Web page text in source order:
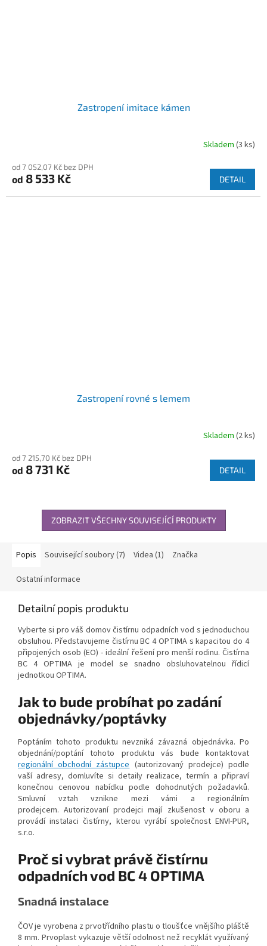
Zastropení imitace kámen
Skladem (3 ks)
od 7 052,07 Kč bez DPH
od 8 533 Kč DETAIL
Zastropení rovné s lemem
Skladem (2 ks)
od 7 215,70 Kč bez DPH
od 8 731 Kč DETAIL
ZOBRAZIT VŠECHNY SOUVISEJÍCÍ PRODUKTY
Popis Související soubory (7) Videa (1) Značka
Ostatní informace
Detailní popis produktu
Vyberte si pro váš domov čistírnu odpadních vod s jednoduchou
obsluhou. Představujeme čistírnu BC 4 OPTIMA s kapacitou do 4
připojených osob (EO) - ideální řešení pro menší rodinu. Čistírna
BC 4 OPTIMA je model se snadno obsluhovatelnou řídicí
jednotkou OPTIMA.
Jak to bude probíhat po zadání
objednávky/poptávky
Poptáním tohoto produktu nevzniká závazná objednávka. Po
objednání/poptání tohoto produktu vás bude kontaktovat
regionální obchodní zástupce (autorizovaný prodejce) podle
vaší adresy, domluvíte si detaily realizace, termín a připraví
konečnou cenovou nabídku podle dohodnutých požadavků.
Smluvní vztah vznikne mezi vámi a regionálním
prodejcem. Autorizovaní prodejci mají zkušenost v oboru a
provádí instalaci čistírny, kterou vyrábí společnost ENVI-PUR,
s.r.o.
Proč si vybrat právě čistírnu
odpadních vod BC 4 OPTIMA
Snadná instalace
ČOV je vyrobena z prvotřídního plastu o tloušťce vnějšího pláště
8 mm. Prvoplast vykazuje větší odolnost než recyklát využívaný